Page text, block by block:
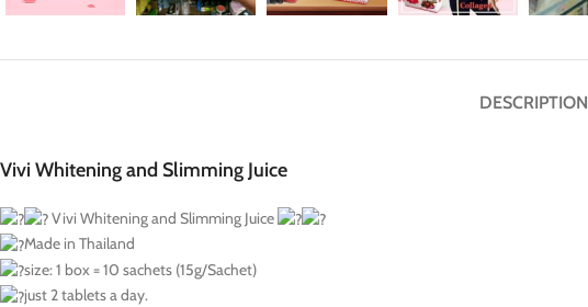
DESCRIPTION
Vivi Whitening and Slimming Juice
Vivi Whitening and Slimming Juice
Made in Thailand
size: 1 box = 10 sachets (15g/Sachet)
just 2 tablets a day.